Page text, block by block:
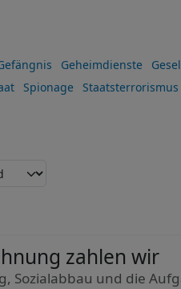
Geheimdienste
Spionage Staatsterrorismus
zahlen wir
Sozialabbau und die